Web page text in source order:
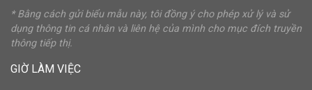
* Bằng cách gửi biểu mẫu này, tôi đồng ý cho phép xử lý và sử
dụng thông tin cá nhân và liên hệ của mình cho mục đích truyền
thông tiếp thị.
GIỜ LÀM VIỆC